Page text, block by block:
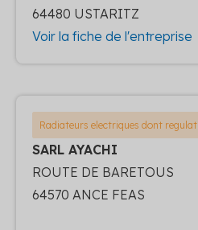
64480 USTARITZ
Voir la fiche de l'entreprise
Radiateurs electriques dont
SARL AYACHI
ROUTE DE BARETOUS
64570 ANCE FEAS